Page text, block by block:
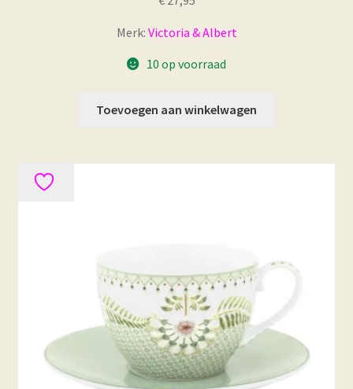
Merk: Victoria & Albert
10 op voorraad
Toevoegen aan winkelwagen